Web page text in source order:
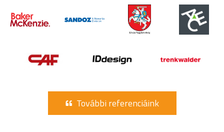
További referenciáink